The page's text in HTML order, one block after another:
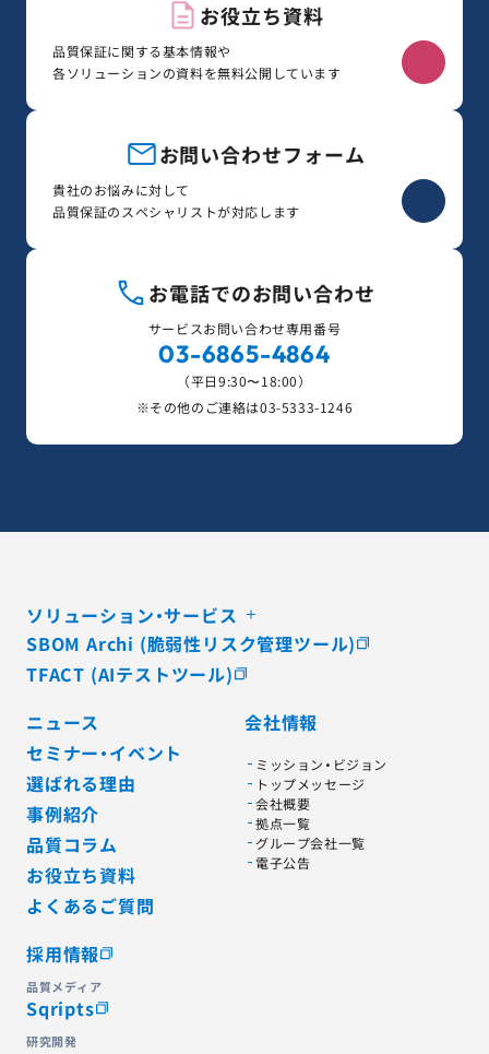
お役立ち資料
品質保証に関する基本情報や
各ソリューションの資料を無料公開しています
お問い合わせフォーム
貴社のお悩みに対して
品質保証のスペシャリストが対応します
お電話でのお問い合わせ
サービスお問い合わせ専用番号
03-6865-4864
（平日9:30〜18:00）
※その他のご連絡は03-5333-1246
ソリューション・サービス
SBOM Archi (脆弱性リスク管理ツール)
TFACT (AIテストツール)
ニュース
セミナー・イベント
選ばれる理由
事例紹介
品質コラム
お役立ち資料
よくあるご質問
会社情報
ミッション・ビジョン
トップメッセージ
会社概要
拠点一覧
グループ会社一覧
電子公告
採用情報
品質メディア
Sqripts
研究開発